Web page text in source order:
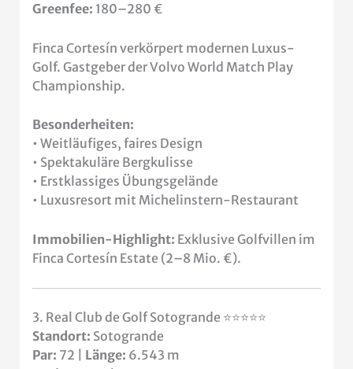
Greenfee: 180–280 €
Finca Cortesín verkörpert modernen Luxus-
Golf. Gastgeber der Volvo World Match Play
Championship.
Besonderheiten:
• Weitläufiges, faires Design
• Spektakuläre Bergkulisse
• Erstklassiges Übungsgelände
• Luxusresort mit Michelinstern-Restaurant
Immobilien-Highlight: Exklusive Golfvillen im
Finca Cortesín Estate (2–8 Mio. €).
3. Real Club de Golf Sotogrande ⭐⭐⭐⭐⭐
Standort: Sotogrande
Par: 72 | Länge: 6.543 m